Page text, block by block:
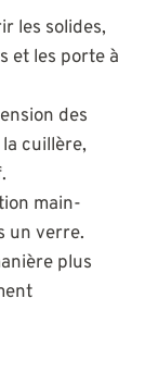
les solides,
et les porte à
des
cuillère,
main-
un verre.
plus